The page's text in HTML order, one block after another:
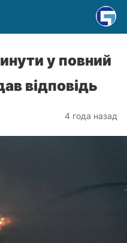
у повний
відповідь
4 года назад